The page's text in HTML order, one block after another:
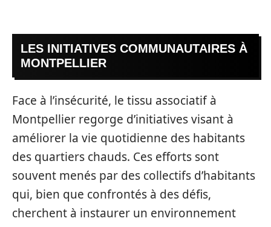
LES INITIATIVES COMMUNAUTAIRES À
MONTPELLIER
Face à l’insécurité, le tissu associatif à
Montpellier regorge d’initiatives visant à
améliorer la vie quotidienne des habitants
des quartiers chauds. Ces efforts sont
souvent menés par des collectifs d’habitants
qui, bien que confrontés à des défis,
cherchent à instaurer un environnement